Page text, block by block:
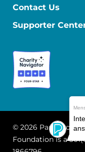
Contact Us
Supporter
© 2026 Parkinson's
Foundation is a